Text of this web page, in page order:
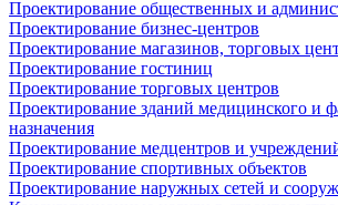
Проектирование общественных и
Проектирование бизнес-центров
Проектирование магазинов, торговых
Проектирование гостиниц
Проектирование торговых центров
Проектирование зданий медицинского и
назначения
Проектирование медцентров и
Проектирование спортивных объектов
Проектирование наружных сетей и